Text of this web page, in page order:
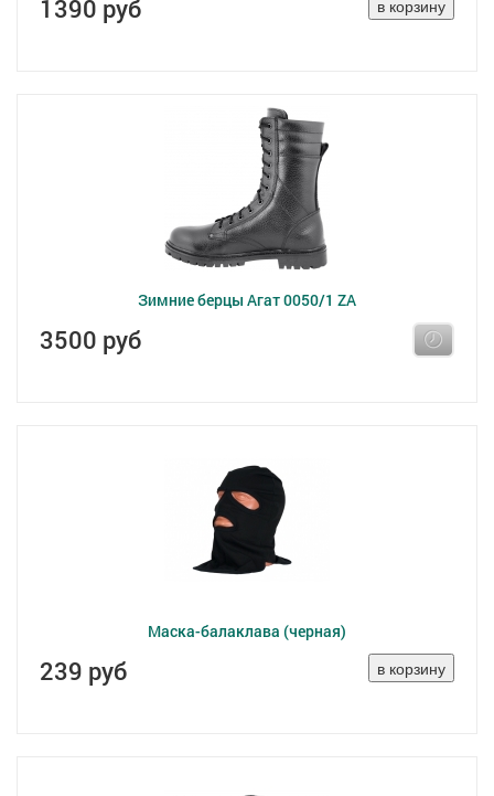
1390 руб
Зимние берцы Агат 0050/1 ZA
3500 руб
Маска-балаклава (черная)
239 руб